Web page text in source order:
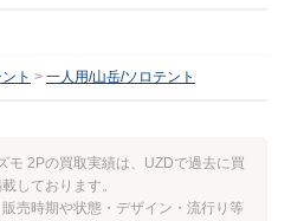
ト 一人用/山岳/ソロテント
モ 2Pの買取実績は、UZDで過去に買
しております。
売時期や状態・デザイン・流行り等